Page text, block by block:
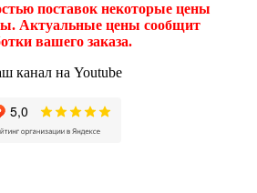
поставок некоторые цены
Актуальные цены сообщит
вашего заказа.
канал на Youtube